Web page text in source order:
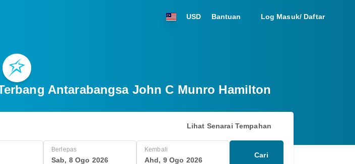
USD Bantuan Log Masuk/ Daftar
Antarabangsa John C Munro Hamilton
Lihat Senarai Tempahan
Berlepas
Sab, 8 Ogo 2026
Kembali
Ahd, 9 Ogo 2026
Cari